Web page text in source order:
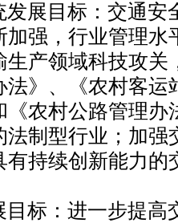
展目标：交通安
加强，行业管理水
生产领域科技攻关
》、《农村客运
农村公路管理办
制型行业；加强
持续创新能力的
标：进一步提高